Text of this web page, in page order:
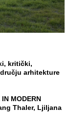
kritički,
ju arhitekture
MODERN
Thaler, Ljiljana